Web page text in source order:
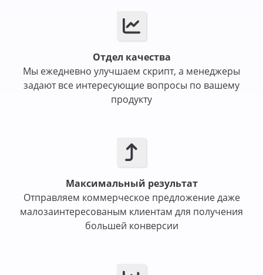
Отдел качества
Мы ежедневно улучшаем скрипт, а менеджеры
задают все интересующие вопросы по вашему
продукту
Максимальный результат
Отправляем коммерческое предложение даже
малозаинтересованым клиентам для получения
большей конверсии